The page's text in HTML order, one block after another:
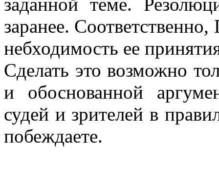
заданной теме.
заранее.
небходимость ее
Сделать это возможно
и обоснованной
судей и зрителей в
побеждаете.